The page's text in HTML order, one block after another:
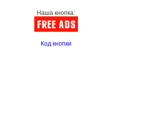
Наша кнопка:
Код кнопки